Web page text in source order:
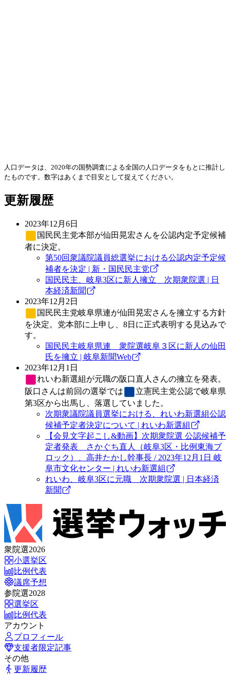
人口データは、2020年の国勢調査による全国の人口データをもとに推計し
たものです。数字はあくまで目安として捉えてください。
更新履歴
2023年12月6日
国民民主党本部が仙田晃宏さんを公認内定予定候補
者に決定。
第50回衆議院議員総選挙における公認内定予定候
補者を決定 | 新・国民民主党
国民民主、岐阜3区に新人擁立 次期衆院選 | 日
本経済新聞
2023年12月2日
国民民主党岐阜県連が仙田晃宏さんを擁立する方針
を決定。党本部に上申し、8日に正式表明する見込みで
す。
国民民主岐阜県連 衆院選岐阜３区に新人の仙田
氏を擁立 | 岐阜新聞Web
2023年12月1日
れいわ新選組が元職の阪口直人さんの擁立を発表。
阪口さんは前回の選挙では
立憲民主党公認で岐阜県
第3区から出馬し、落選していました。
次期衆議院議員選挙における、れいわ新選組公認
候補予定者決定について | れいわ新選組
【会見文字起こし&動画】次期衆院選 公認候補予
定者発表 さかぐち直人（岐阜3区・比例東海ブ
ロック）、高井たかし幹事長 / 2023年12月1日 岐
阜市文化センター | れいわ新選組
れいわ、岐阜3区に元職 次期衆院選 | 日本経済
新聞
衆院選2026
小選挙区
比例代表
議席予想
参院選2028
選挙区
比例代表
アカウント
プロフィール
支援者限定記事
その他
更新履歴